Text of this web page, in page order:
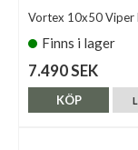
Vortex 10x50 Viper
Finns i lager
7.490 SEK
KÖP